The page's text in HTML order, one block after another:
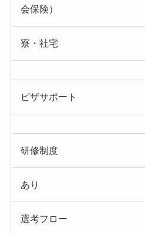
会保険）
寮・社宅
ビザサポート
研修制度
あり
選考フロー